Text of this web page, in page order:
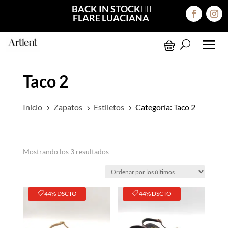
BACK IN STOCK❤️‍🔥
FLARE LUACIANA
Taco 2
Inicio 5 Zapatos 5 Estiletos 5 Categoría: Taco 2
Mostrando los 3 resultadosOrdenado
44% DSCTO 44% DSCTO